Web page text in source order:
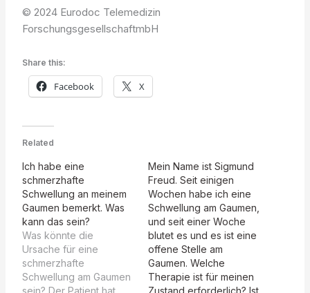
© 2024 Eurodoc Telemedizin
ForschungsgesellschaftmbH
Share this:
Facebook X
Related
Ich habe eine
schmerzhafte
Schwellung an meinem
Gaumen bemerkt. Was
kann das sein?
Was könnte die
Ursache für eine
schmerzhafte
Schwellung am Gaumen
sein? Der Patient hat
Mein Name ist Sigmund
Freud. Seit einigen
Wochen habe ich eine
Schwellung am Gaumen,
und seit einer Woche
blutet es und es ist eine
offene Stelle am
Gaumen. Welche
Therapie ist für meinen
Zustand erforderlich? Ist